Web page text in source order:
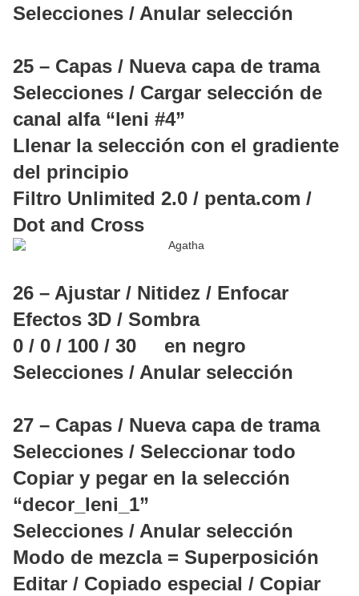
Selecciones / Anular selección
25 – Capas / Nueva capa de trama
Selecciones / Cargar selección de
canal alfa “leni #4”
Llenar la selección con el gradiente
del principio
Filtro Unlimited 2.0 / penta.com /
Dot and Cross
26 – Ajustar / Nitidez / Enfocar
Efectos 3D / Sombra
0 / 0 / 100 / 30 en negro
Selecciones / Anular selección
27 – Capas / Nueva capa de trama
Selecciones / Seleccionar todo
Copiar y pegar en la selección
“decor_leni_1”
Selecciones / Anular selección
Modo de mezcla = Superposición
Editar / Copiado especial / Copiar